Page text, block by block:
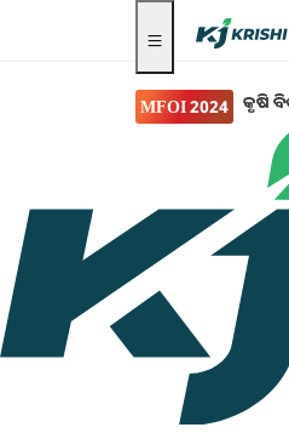
MFOI 2024 କୃଷି
ବେଲ ଫଳ:
ଭୂମିକା
ବେଲ ଫଳର